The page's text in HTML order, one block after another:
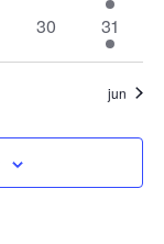
evenemang
0
evenemang
30
1
31
jun